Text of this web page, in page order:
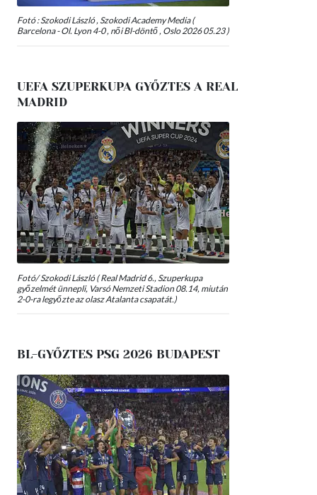
Fotó : Szokodi László , Szokodi Academy Media (
Barcelona - Ol. Lyon 4-0 , női Bl-döntő , Oslo 2026 05.23 )
UEFA SZUPERKUPA GYŐZTES A REAL
MADRID
Fotó/ Szokodi László ( Real Madrid 6., Szuperkupa
győzelmét ünnepli, Varsó Nemzeti Stadion 08.14, miután
2-0-ra legyőzte az olasz Atalanta csapatát.)
BL-GYŐZTES PSG 2026 BUDAPEST